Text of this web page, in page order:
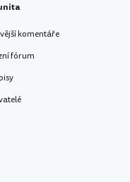
komentáře
fórum